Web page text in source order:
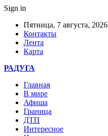
Sign in
Пятница, 7 августа, 2026
Контакты
Лента
Карта
РАДУГА
Главная
В мире
Афиша
Граница
ДТП
Интересное